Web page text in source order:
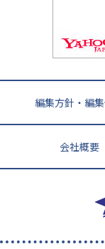
鹿
教育ジャーナ
編集方針・編
会社概要